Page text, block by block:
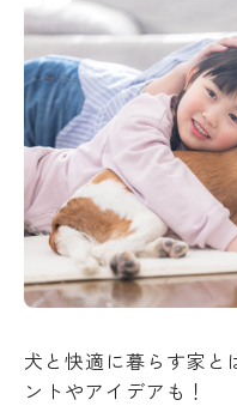
犬と快適に暮らす家
ントやアイデアも！